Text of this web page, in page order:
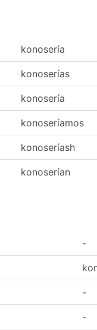
konosería
konoserías
konosería
konoseríamos
konoseríash
konoserían
-
-
-